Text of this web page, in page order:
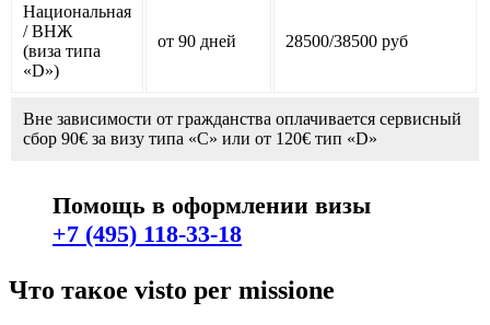
Национальная
/ ВНЖ
(виза типа
«D»)
от 90 дней 28500/38500 руб
Вне зависимости от гражданства оплачивается сервисный
сбор 90€ за визу типа «C» или от 120€ тип «D»
Помощь в оформлении визы
+7 (495) 118-33-18
Что такое visto per missione